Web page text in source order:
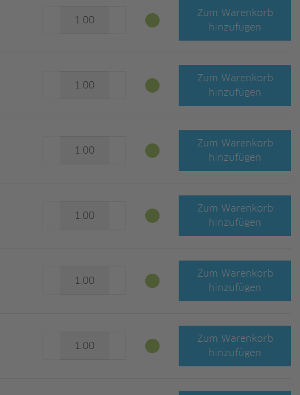
Zum Warenkorb
hinzufügen
Zum Warenkorb
hinzufügen
Zum Warenkorb
hinzufügen
Zum Warenkorb
hinzufügen
Zum Warenkorb
hinzufügen
Zum Warenkorb
hinzufügen